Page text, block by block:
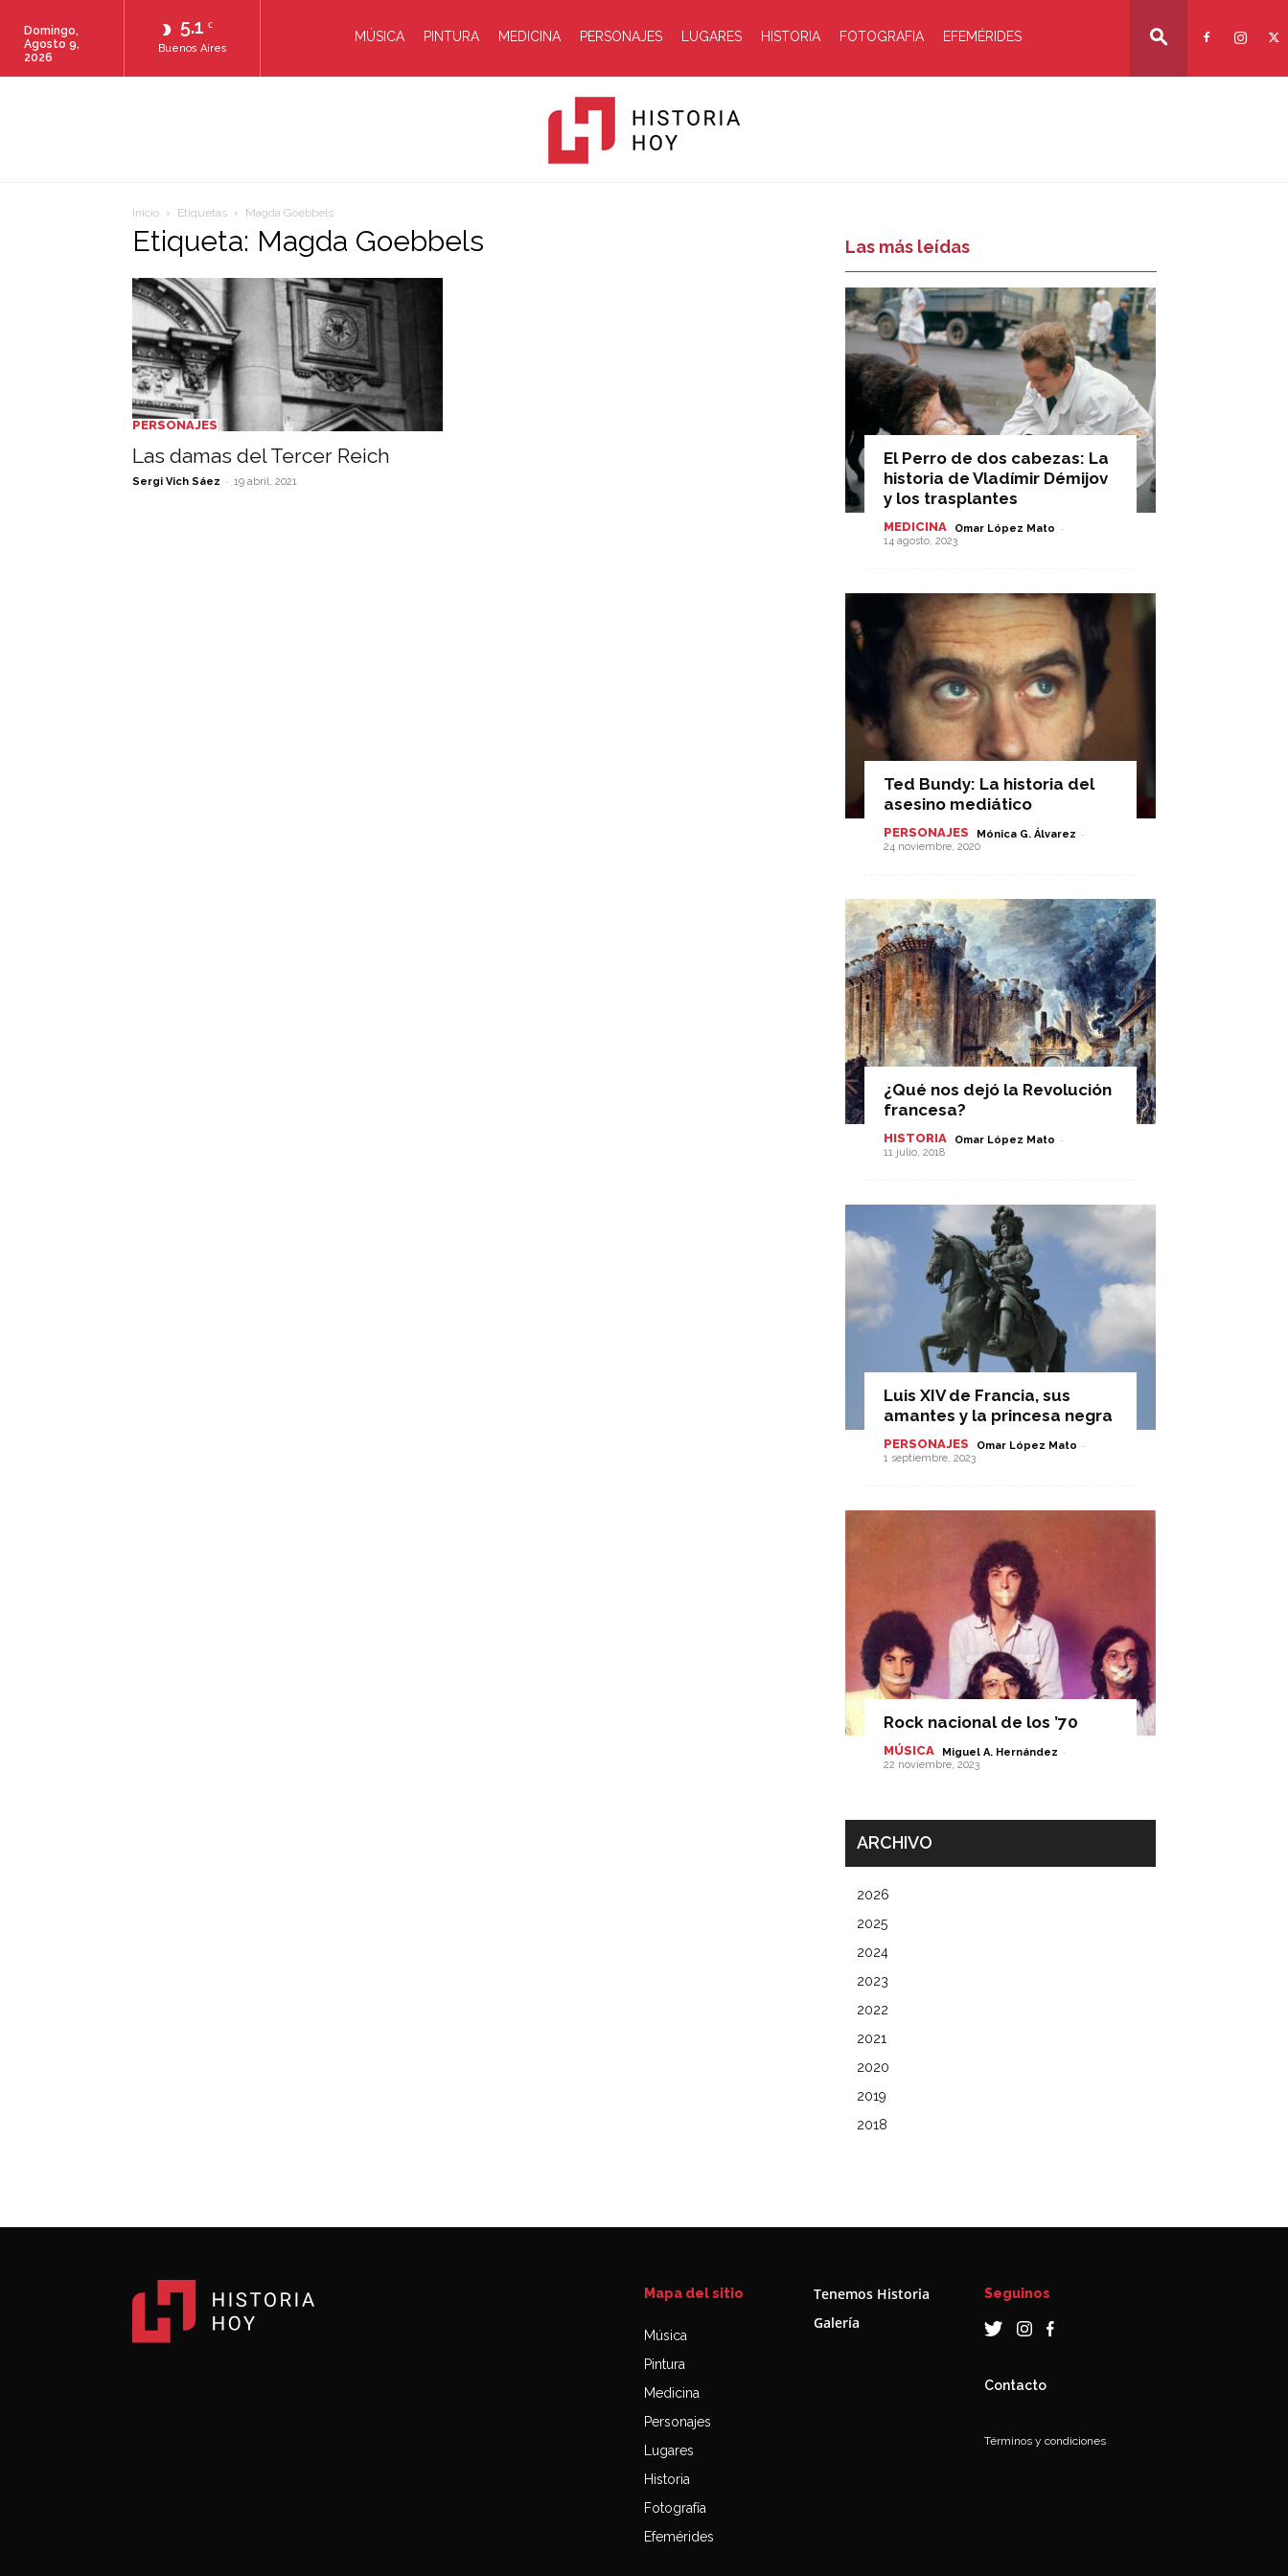
5.1 C
Buenos Aires
Domingo,
Agosto 9,
2026
MÚSICA PINTURA MEDICINA PERSONAJES LUGARES HISTORIA FOTOGRAFIA EFEMÉRIDES
Inicio Etiquetas Magda Goebbels
Etiqueta: Magda Goebbels
PERSONAJES
Las damas del Tercer Reich
Sergi Vich Sáez - 19 abril, 2021
Las más leídas
El Perro de dos cabezas: La
historia de Vladímir Démijov
y los trasplantes
MEDICINA Omar López Mato -
14 agosto, 2023
Ted Bundy: La historia del
asesino mediático
PERSONAJES Mónica G. Álvarez -
24 noviembre, 2020
¿Qué nos dejó la Revolución
francesa?
HISTORIA Omar López Mato -
11 julio, 2018
Luis XIV de Francia, sus
amantes y la princesa negra
PERSONAJES Omar López Mato -
1 septiembre, 2023
Rock nacional de los ’70
MÚSICA Miguel A. Hernández -
22 noviembre, 2023
ARCHIVO
2026
2025
2024
2023
2022
2021
2020
2019
2018
Mapa del sitio
Música
Pintura
Medicina
Personajes
Lugares
Historia
Fotografía
Efemérides
Tenemos Historia
Galería
Seguinos
Contacto
Términos y condiciones